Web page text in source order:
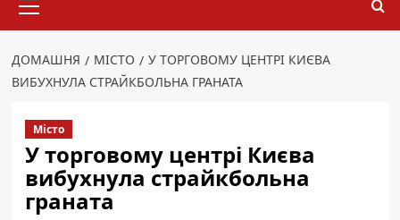
меню
ДОМАШНЯ МІСТО
У ТОРГОВОМУ ЦЕНТРІ КИЄВА
ВИБУХНУЛА СТРАЙКБОЛЬНА ГРАНАТА
Місто
У торговому центрі Києва
вибухнула страйкбольна
граната